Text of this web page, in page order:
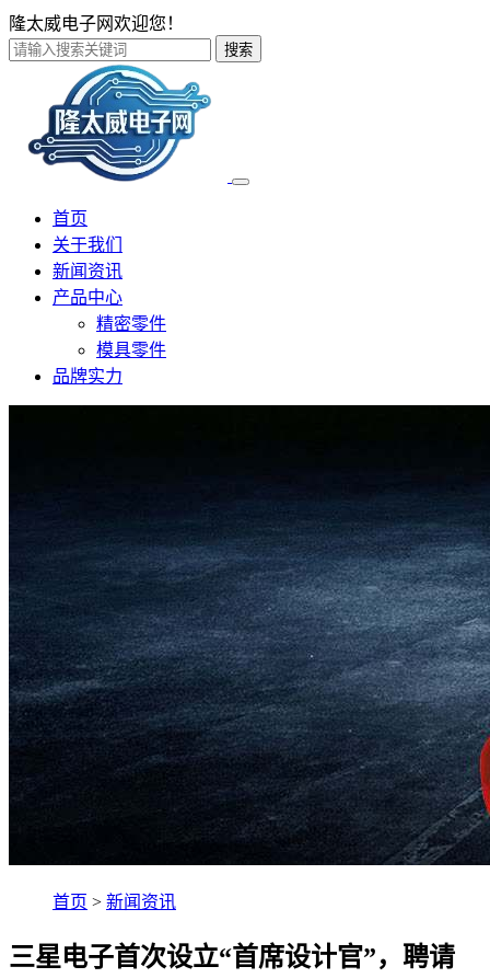
隆太威电子网欢迎您！
搜索
首页
关于我们
新闻资讯
产品中心
精密零件
模具零件
品牌实力
首页 > 新闻资讯
三星电子首次设立“首席设计官”，聘请